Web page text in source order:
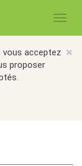
×
vous acceptez
proposer